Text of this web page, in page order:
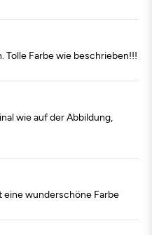
Tolle Farbe wie beschrieben!!!
wie auf der Abbildung,
eine wunderschöne Farbe